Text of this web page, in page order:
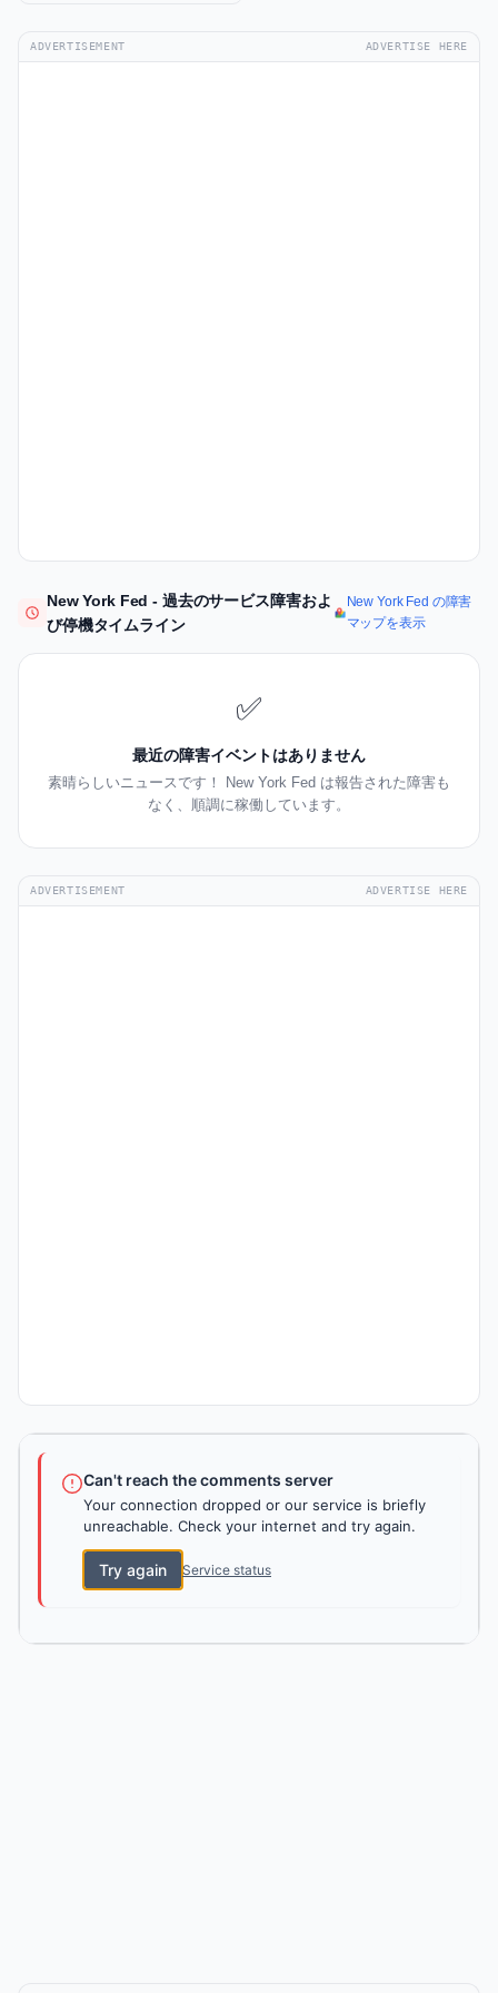
ADVERTISEMENT ADVERTISE HERE
New York Fed - 過去のサービス障害およ
び停機タイムライン
New York Fed の障害
マップを表示
✅
最近の障害イベントはありません
素晴らしいニュースです！ New York Fed は報告された障害も
なく、順調に稼働しています。
ADVERTISEMENT ADVERTISE HERE
Can't reach the comments server
Your connection dropped or our service is briefly
unreachable. Check your internet and try again.
Try again Service status